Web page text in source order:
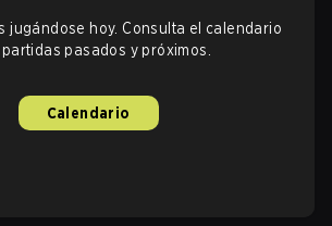
jugándose hoy. Consulta el calendario
pasados y próximos.
Calendario